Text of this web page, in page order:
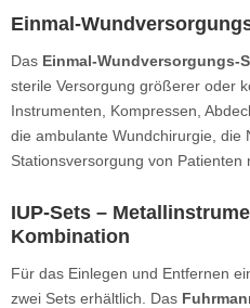
Einmal-
Das Einmal-Wundversorgungs-
sterile Versorgung größerer oder
Instrumenten, Kompressen,
die ambulante Wundchirurgie, die
Stationsversorgung von Patienten
IUP-Sets –
Kombination
Für das Einlegen und Entfernen
zwei Sets erhältlich. Das